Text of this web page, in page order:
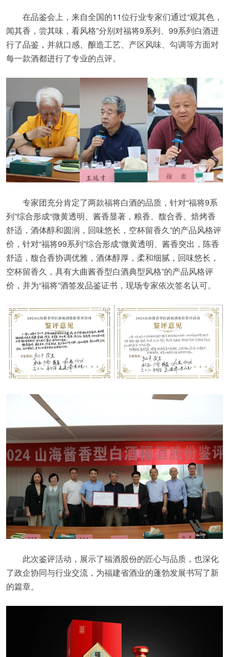
在品鉴会上，来自全国的11位行业专家们通过“观其色，
闻其香，尝其味，看风格”分别对福将9系列、99系列白酒进
行了品鉴，并就口感、酿造工艺、产区风味、勾调等方面对
每一款酒都进行了专业的点评。
专家团充分肯定了两款福将白酒的品质，针对“福将9系
列”综合形成“微黄透明、酱香显著，粮香、馥合香、焙烤香
舒适，酒体醇和圆润，回味悠长，空杯留香久”的产品风格评
价，针对“福将99系列”综合形成“微黄透明、酱香突出，陈香
舒适，馥合香协调优雅，酒体醇厚，柔和细腻，回味悠长，
空杯留香久，具有大曲酱香型白酒典型风格”的产品风格评
价，并为“福将”酒签发品鉴证书，现场专家依次签名认可。
此次鉴评活动，展示了福酒股份的匠心与品质，也深化
了政企协同与行业交流，为福建省酒业的蓬勃发展书写了新
的篇章。